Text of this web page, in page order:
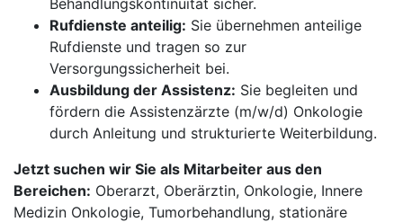
Behandlungskontinuität sicher.
Rufdienste anteilig: Sie übernehmen anteilige
Rufdienste und tragen so zur
Versorgungssicherheit bei.
Ausbildung der Assistenz: Sie begleiten und
fördern die Assistenzärzte (m/w/d) Onkologie
durch Anleitung und strukturierte Weiterbildung.
Jetzt suchen wir Sie als Mitarbeiter aus den
Bereichen: Oberarzt, Oberärztin, Onkologie, Innere
Medizin Onkologie, Tumorbehandlung, stationäre